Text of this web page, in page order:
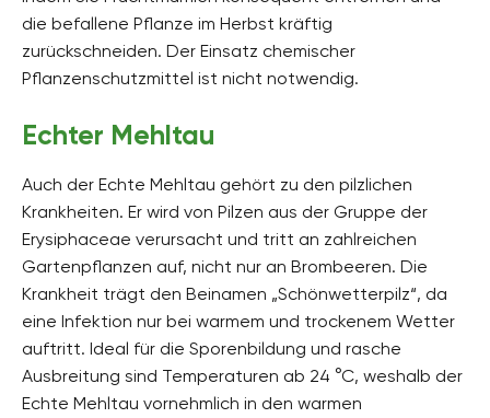
die befallene Pflanze im Herbst kräftig
zurückschneiden. Der Einsatz chemischer
Pflanzenschutzmittel ist nicht notwendig.
Echter Mehltau
Auch der Echte Mehltau gehört zu den pilzlichen
Krankheiten. Er wird von Pilzen aus der Gruppe der
Erysiphaceae verursacht und tritt an zahlreichen
Gartenpflanzen auf, nicht nur an Brombeeren. Die
Krankheit trägt den Beinamen „Schönwetterpilz“, da
eine Infektion nur bei warmem und trockenem Wetter
auftritt. Ideal für die Sporenbildung und rasche
Ausbreitung sind Temperaturen ab 24 °C, weshalb der
Echte Mehltau vornehmlich in den warmen